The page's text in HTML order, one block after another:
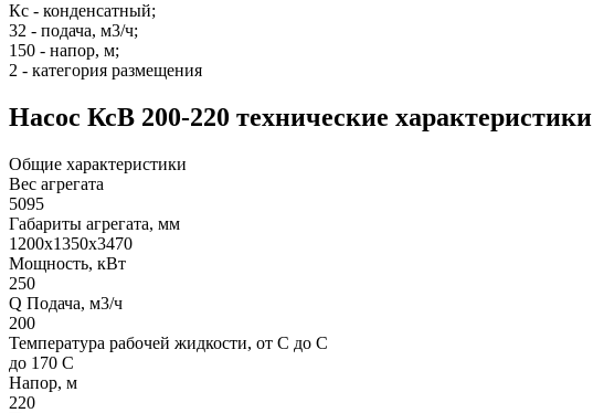
Кс - конденсатный;
32 - подача, м3/ч;
150 - напор, м;
2 - категория размещения
Насос КсВ 200-220 технические характеристики
Общие характеристики
Вес агрегата
5095
Габариты агрегата, мм
1200х1350х3470
Мощность, кВт
250
Q Подача, м3/ч
200
Температура рабочей жидкости, от С до С
до 170 С
Напор, м
220